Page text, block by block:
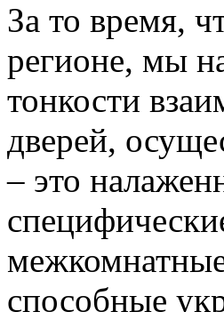
За то время,
регионе, мы
тонкости
дверей,
– это
способные